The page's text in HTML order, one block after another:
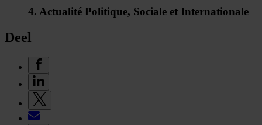
4. Actualité Politique, Sociale et Internationale
Deel